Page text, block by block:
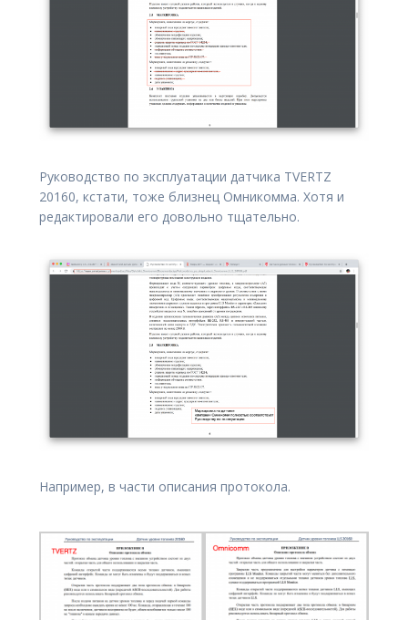
Руководство по экcплуатации датчика TVERTZ
20160, кстати, тоже близнец Омникомма. Хотя и
редактировали его довольно тщательно.
Например, в части описания протокола.